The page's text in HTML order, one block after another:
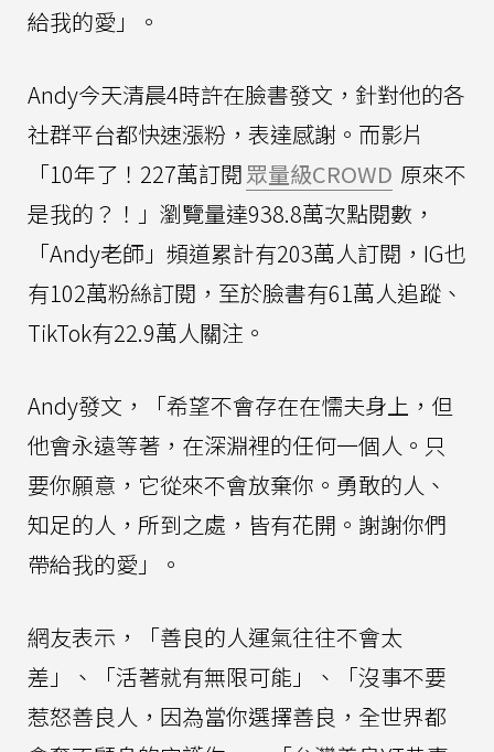
給我的愛」。
Andy今天清晨4時許在臉書發文，針對他的各
社群平台都快速漲粉，表達感謝。而影片
「10年了！227萬訂閱眾量級CROWD 原來不
是我的？！」瀏覽量達938.8萬次點閱數，
「Andy老師」頻道累計有203萬人訂閱，IG也
有102萬粉絲訂閱，至於臉書有61萬人追蹤、
TikTok有22.9萬人關注。
Andy發文，「希望不會存在在懦夫身上，但
他會永遠等著，在深淵裡的任何一個人。只
要你願意，它從來不會放棄你。勇敢的人、
知足的人，所到之處，皆有花開。謝謝你們
帶給我的愛」。
網友表示，「善良的人運氣往往不會太
差」、「活著就有無限可能」、「沒事不要
惹怒善良人，因為當你選擇善良，全世界都